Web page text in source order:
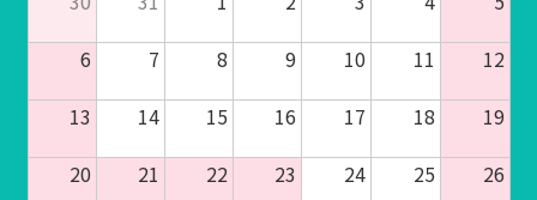
6
7 8 9 10 11
12
13
14 15 16 17 18
19
20
21 22 23 24 25
26